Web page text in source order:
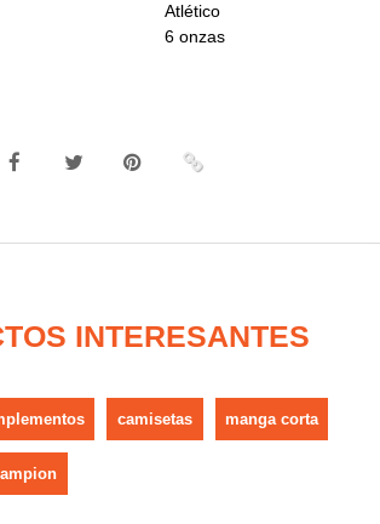
Atlético
6 onzas
INTERESANTES
camisetas manga corta